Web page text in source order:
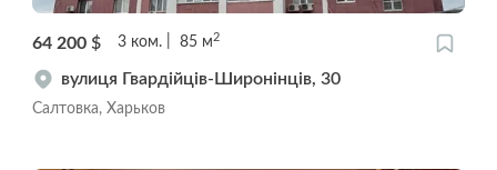
64 200 $ 3 ком. 85 м 2
вулиця Гвардійців-Широнінців, 30
Салтовка, Харьков